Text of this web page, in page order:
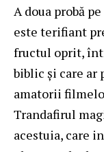
A doua probă
este terifiant
fructul oprit,
biblic și care ar
amatorii
Trandafirul
acestuia, care